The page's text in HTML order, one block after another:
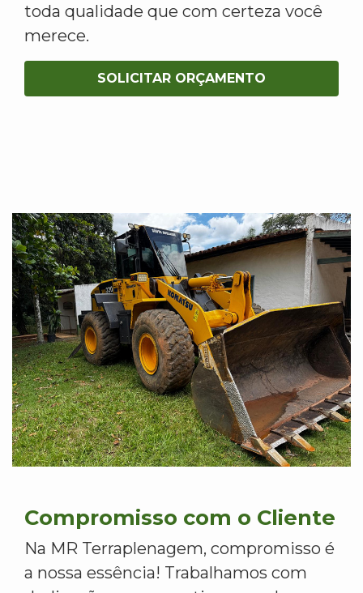
toda qualidade que com certeza você
merece.
SOLICITAR ORÇAMENTO
Compromisso com o Cliente
Na MR Terraplenagem, compromisso é
a nossa essência! Trabalhamos com